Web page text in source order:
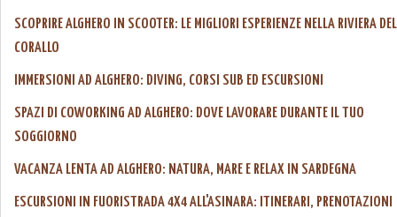
SCOPRIRE ALGHERO IN SCOOTER: LE MIGLIORI ESPERIENZE NELLA RIVIERA DEL
CORALLO
IMMERSIONI AD ALGHERO: DIVING, CORSI SUB ED ESCURSIONI
SPAZI DI COWORKING AD ALGHERO: DOVE LAVORARE DURANTE IL TUO
SOGGIORNO
VACANZA LENTA AD ALGHERO: NATURA, MARE E RELAX IN SARDEGNA
ESCURSIONI IN FUORISTRADA 4X4 ALL'ASINARA: ITINERARI, PRENOTAZIONI